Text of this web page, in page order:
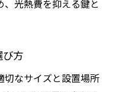
方法
ット
イント
光熱費を抑える鍵と
び方
切なサイズと設置場所